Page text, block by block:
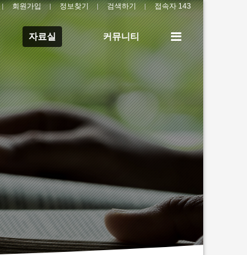
회원가입 정보찾기 검색하기 접속자 143
자료실 커뮤니티
전
체
메
뉴